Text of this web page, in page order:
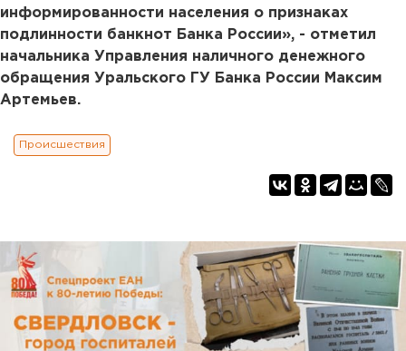
информированности населения о признаках
подлинности банкнот Банка России», - отметил
начальника Управления наличного денежного
обращения Уральского ГУ Банка России Максим
Артемьев.
Происшествия